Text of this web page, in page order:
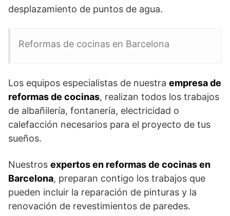
desplazamiento de puntos de agua.
Reformas de cocinas en Barcelona
Los equipos especialistas de nuestra empresa de
reformas de cocinas, realizan todos los trabajos
de albañilería, fontanería, electricidad o
calefacción necesarios para el proyecto de tus
sueños.
Nuestros expertos en reformas de cocinas en
Barcelona, preparan contigo los trabajos que
pueden incluir la reparación de pinturas y la
renovación de revestimientos de paredes.